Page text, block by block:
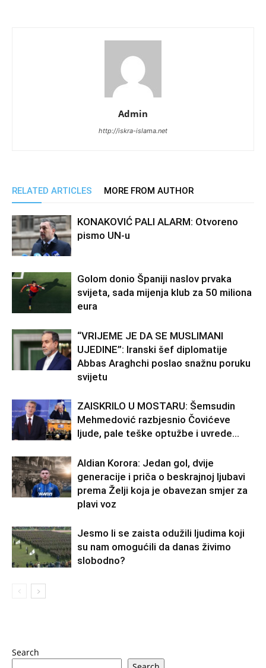
Admin
http://iskra-islama.net
RELATED ARTICLES MORE FROM AUTHOR
KONAKOVIĆ PALI ALARM: Otvoreno
pismo UN-u
Golom donio Španiji naslov prvaka
svijeta, sada mijenja klub za 50 miliona
eura
“VRIJEME JE DA SE MUSLIMANI
UJEDINE”: Iranski šef diplomatije
Abbas Araghchi poslao snažnu poruku
svijetu
ZAISKRILO U MOSTARU: Šemsudin
Mehmedović razbjesnio Čovićeve
ljude, pale teške optužbe i uvrede…
Aldian Korora: Jedan gol, dvije
generacije i priča o beskrajnoj ljubavi
prema Želji koja je obavezan smjer za
plavi voz
Jesmo li se zaista odužili ljudima koji
su nam omogućili da danas živimo
slobodno?
Search